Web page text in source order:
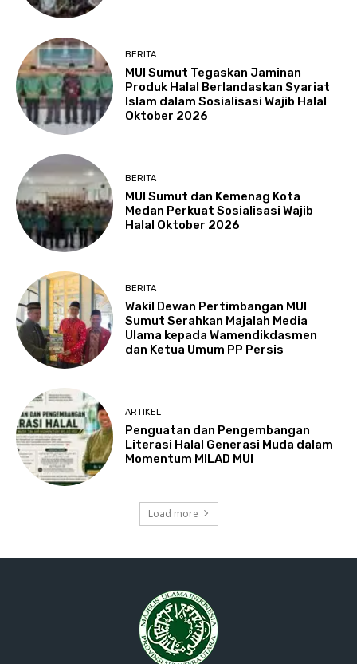
BERITA
MUI Sumut Tegaskan Jaminan
Produk Halal Berlandaskan Syariat
Islam dalam Sosialisasi Wajib Halal
Oktober 2026
BERITA
MUI Sumut dan Kemenag Kota
Medan Perkuat Sosialisasi Wajib
Halal Oktober 2026
BERITA
Wakil Dewan Pertimbangan MUI
Sumut Serahkan Majalah Media
Ulama kepada Wamendikdasmen
dan Ketua Umum PP Persis
ARTIKEL
Penguatan dan Pengembangan
Literasi Halal Generasi Muda dalam
Momentum MILAD MUI
Load more